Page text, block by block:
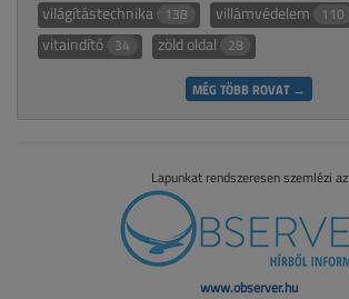
világítástechnika 138 villámvédelem 110
vitaindító 34 zöld oldal 28
MÉG TÖBB ROVAT →
Lapunkat rendszeresen szemlézi az
www.observer.hu